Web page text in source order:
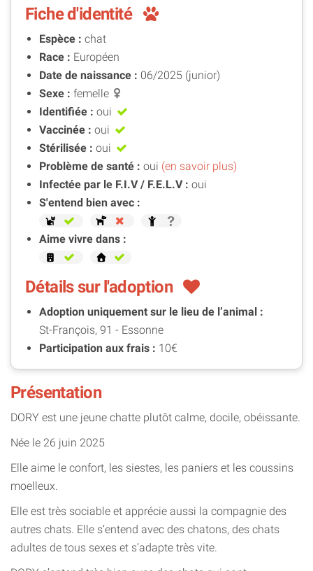
Fiche d'identité
Espèce : chat
Race : Européen
Date de naissance : 06/2025 (junior)
Sexe : femelle
Identifiée : oui
Vaccinée : oui
Stérilisée : oui
Problème de santé : oui (en savoir plus)
Infectée par le F.I.V / F.E.L.V : oui
S'entend bien avec :
Aime vivre dans :
Détails sur l'adoption
Adoption uniquement sur le lieu de l’animal :
St-François, 91 - Essonne
Participation aux frais : 10€
Présentation
DORY est une jeune chatte plutôt calme, docile, obéissante.
Née le 26 juin 2025
Elle aime le confort, les siestes, les paniers et les coussins
moelleux.
Elle est très sociable et apprécie aussi la compagnie des
autres chats. Elle s’entend avec des chatons, des chats
adultes de tous sexes et s’adapte très vite.